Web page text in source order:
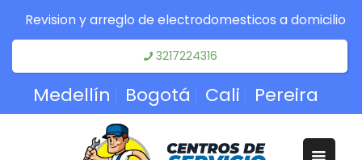
Revision y arreglo de electrodomesticos a domicilio
3217224316
Medellín Bogotá Cali Pereira